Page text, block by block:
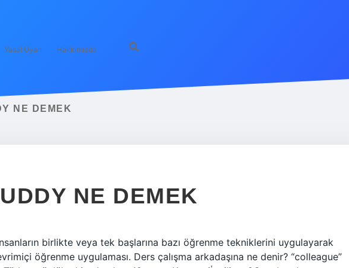
Yasal Uyarı Hakkımızda
NE DEMEK
NE DEMEK
birlikte veya tek başlarına bazı öğrenme tekniklerini uygulayarak
öğrenme uygulaması. Ders çalışma arkadaşına ne denir? “colleague”